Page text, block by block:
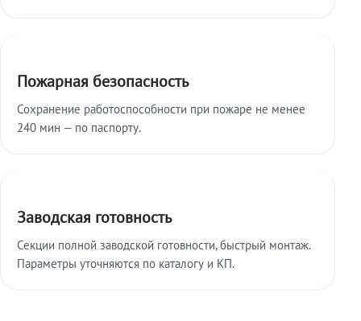
Пожарная безопасность
Сохранение работоспособности при пожаре не менее
240 мин — по паспорту.
Заводская готовность
Секции полной заводской готовности, быстрый монтаж.
Параметры уточняются по каталогу и КП.